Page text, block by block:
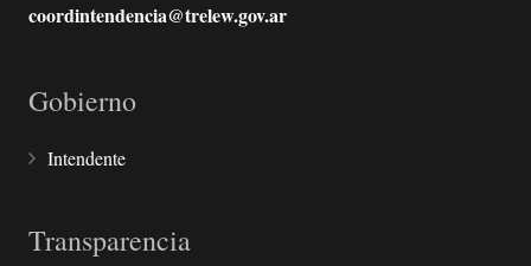
coordintendencia@trelew.gov.ar
Gobierno
Intendente
Transparencia